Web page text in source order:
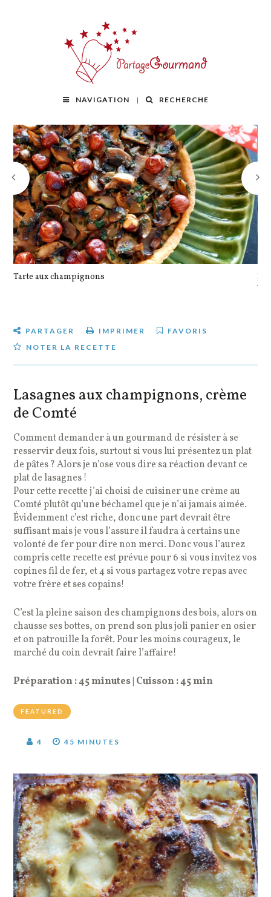
NAVIGATION RECHERCHE
Tarte aux champignons
PARTAGER IMPRIMER
FAVORIS
NOTER LA RECETTE
Lasagnes aux champignons, crème
de Comté
Comment demander à un gourmand de résister à se
resservir deux fois, surtout si vous lui présentez un plat
de pâtes ? Alors je n’ose vous dire sa réaction devant ce
plat de lasagnes !
Pour cette recette j’ai choisi de cuisiner une crème au
Comté plutôt qu’une béchamel que je n’ai jamais aimée.
Évidemment c’est riche, donc une part devrait être
suffisant mais je vous l’assure il faudra à certains une
volonté de fer pour dire non merci. Donc vous l’aurez
compris cette recette est prévue pour 6 si vous invitez vos
copines fil de fer, et 4 si vous partagez votre repas avec
votre frère et ses copains!
C’est la pleine saison des champignons des bois, alors on
chausse ses bottes, on prend son plus joli panier en osier
et on patrouille la forêt. Pour les moins courageux, le
marché du coin devrait faire l’affaire!
Préparation : 45 minutes | Cuisson : 45 min
FEATURED
4 45 MINUTES